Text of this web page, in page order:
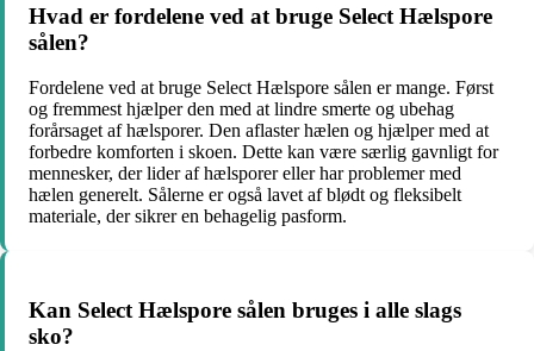
Hvad er fordelene ved at bruge Select Hælspore
sålen?
Fordelene ved at bruge Select Hælspore sålen er mange. Først
og fremmest hjælper den med at lindre smerte og ubehag
forårsaget af hælsporer. Den aflaster hælen og hjælper med at
forbedre komforten i skoen. Dette kan være særlig gavnligt for
mennesker, der lider af hælsporer eller har problemer med
hælen generelt. Sålerne er også lavet af blødt og fleksibelt
materiale, der sikrer en behagelig pasform.
Kan Select Hælspore sålen bruges i alle slags
sko?